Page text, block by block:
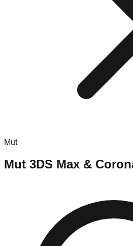
Mut
Mut 3DS Max &